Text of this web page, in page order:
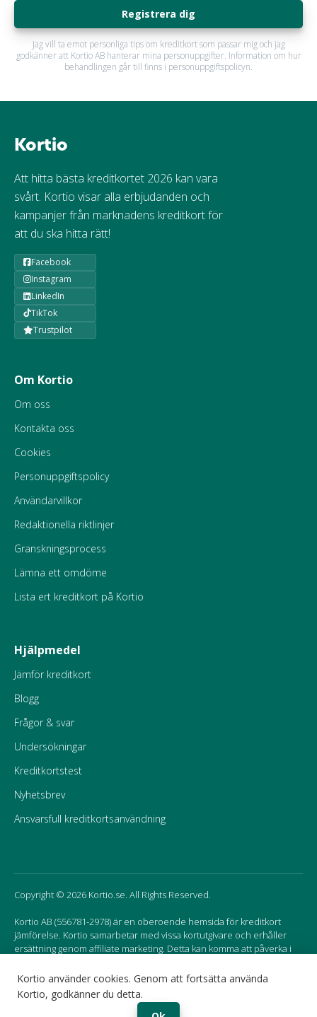
Kortio använder cookies. Genom att fortsätta använda
Kortio, godkänner du detta.
Registrera dig
Jag vill ta emot personliga tips om kreditkort som passar mig och jag
godkänner att Kortio AB hanterar mina personuppgifter. Information om hur
behandlingen går till finns i personuppgiftspolicyn.
Kortio
Att hitta bästa kreditkortet 2026 kan vara
svårt. Kortio visar alla erbjudanden och
kampanjer från marknadens kreditkort för
att du ska hitta rätt!
Facebook
Instagram
LinkedIn
TikTok
Trustpilot
Om Kortio
Om oss
Kontakta oss
Cookies
Personuppgiftspolicy
Användarvillkor
Redaktionella riktlinjer
Granskningsprocess
Lämna ett omdöme
Lista ert kreditkort på Kortio
Hjälpmedel
Jämför kreditkort
Blogg
Frågor & svar
Undersökningar
Kreditkortstest
Nyhetsbrev
Ansvarsfull kreditkortsanvändning
Copyright © 2026 Kortio.se. All Rights Reserved.
Kortio AB (556781-2978) är en oberoende hemsida för kreditkort
jämförelse. Kortio samarbetar med vissa kortutgivare och erhåller
ersättning genom affiliate marketing. Detta kan komma att påverka i
Norway